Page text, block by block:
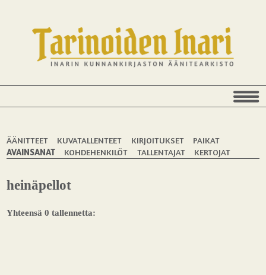
ÄÄNITTEET KUVATALLENTEET KIRJOITUKSET
PAIKAT
AVAINSANAT
KOHDEHENKILÖT TALLENTAJAT KERTOJAT
heinäpellot
Yhteensä 0 tallennetta: